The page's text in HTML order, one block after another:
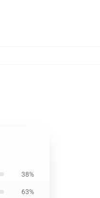
38%
63%